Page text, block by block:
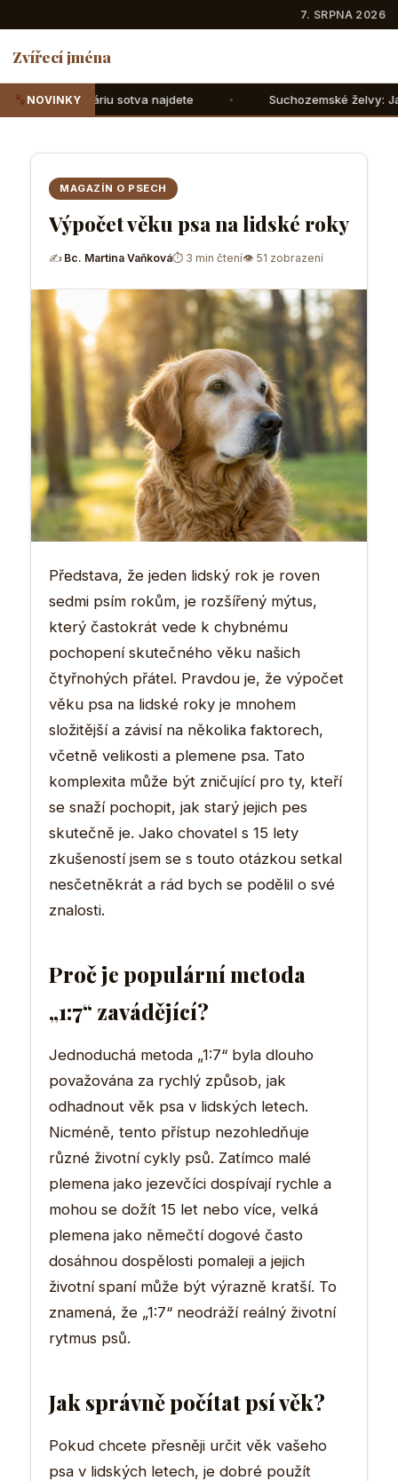
7. SRPNA 2026
Zvířecí jména
NOVINKY
najdete Suchozemské želvy: Jak jim správně
MAGAZÍN O PSECH
Výpočet věku psa na lidské roky
✍ Bc. Martina Vaňková⏱ 3 min čtení👁 51 zobrazení
Představa, že jeden lidský rok je roven
sedmi psím rokům, je rozšířený mýtus,
který častokrát vede k chybnému
pochopení skutečného věku našich
čtyřnohých přátel. Pravdou je, že výpočet
věku psa na lidské roky je mnohem
složitější a závisí na několika faktorech,
včetně velikosti a plemene psa. Tato
komplexita může být zničující pro ty, kteří
se snaží pochopit, jak starý jejich pes
skutečně je. Jako chovatel s 15 lety
zkušeností jsem se s touto otázkou setkal
nesčetněkrát a rád bych se podělil o své
znalosti.
Proč je populární metoda
„1:7“ zavádějící?
Jednoduchá metoda „1:7“ byla dlouho
považována za rychlý způsob, jak
odhadnout věk psa v lidských letech.
Nicméně, tento přístup nezohledňuje
různé životní cykly psů. Zatímco malé
plemena jako jezevčíci dospívají rychle a
mohou se dožít 15 let nebo více, velká
plemena jako němečtí dogové často
dosáhnou dospělosti pomaleji a jejich
životní spaní může být výrazně kratší. To
znamená, že „1:7“ neodráží reálný životní
rytmus psů.
Jak správně počítat psí věk?
Pokud chcete přesněji určit věk vašeho
psa v lidských letech, je dobré použít